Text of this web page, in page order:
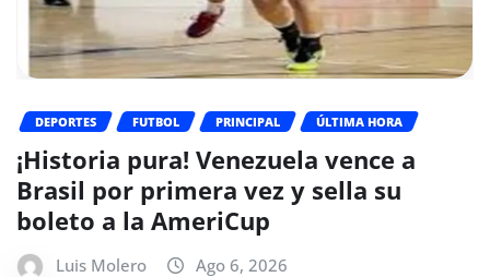
DEPORTES FUTBOL PRINCIPAL ÚLTIMA HORA
¡Historia pura! Venezuela vence a
Brasil por primera vez y sella su
boleto a la AmeriCup
Luis Molero Ago 6, 2026